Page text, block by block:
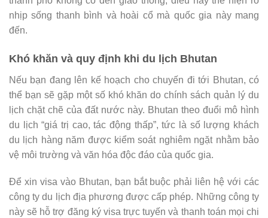
nhịp sống thanh bình và hoài cổ mà quốc gia này mang
đến.
Khó khăn và quy định khi du lịch Bhutan
Nếu bạn đang lên kế hoạch cho chuyến đi tới Bhutan, có
thể bạn sẽ gặp một số khó khăn do chính sách quản lý du
lịch chặt chẽ của đất nước này. Bhutan theo đuổi mô hình
du lịch “giá trị cao, tác động thấp”, tức là số lượng khách
du lịch hàng năm được kiểm soát nghiêm ngặt nhằm bảo
vệ môi trường và văn hóa độc đáo của quốc gia.
Để xin visa vào Bhutan, bạn bắt buộc phải liên hệ với các
công ty du lịch địa phương được cấp phép. Những công ty
này sẽ hỗ trợ đăng ký visa trực tuyến và thanh toán mọi chi